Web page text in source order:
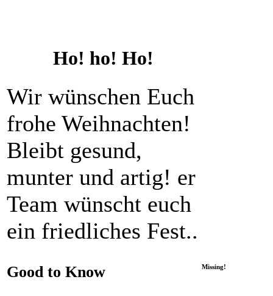
Ho! ho! Ho!
Wir wünschen Euch
frohe Weihnachten!
Bleibt gesund,
munter und artig! er
Team wünscht euch
ein friedliches Fest..
Good to Know Missing!